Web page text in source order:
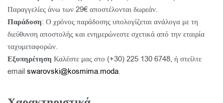
Παραγγελίες άνω των 29€ αποστέλονται δωρεάν.
Παράδοση: Ο χρόνος παράδοσης υπολογίζεται ανάλογα με τη
διεύθυνση αποστολής και ενημερώνεστε σχετικά από την εταιρία
ταχυμεταφορών.
Εξυπηρέτηση Καλέστε μας στο (+30) 225 130 6748, ή στείλτε
email swarovski@kosmima.moda.